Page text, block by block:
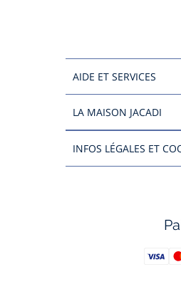
AIDE ET SERVICES
LA MAISON JACADI
INFOS LÉGALES ET